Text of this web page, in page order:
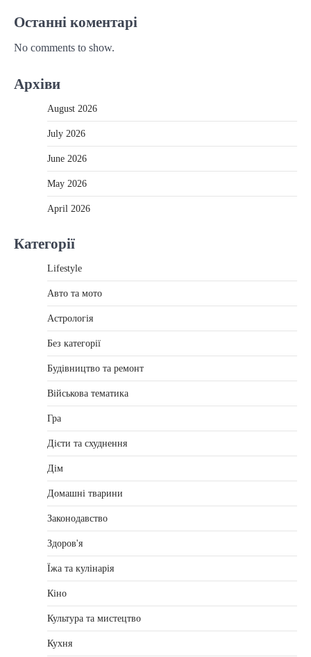
Останні коментарі
No comments to show.
Архіви
August 2026
July 2026
June 2026
May 2026
April 2026
Категорії
Lifestyle
Авто та мото
Астрологія
Без категорії
Будівництво та ремонт
Військова тематика
Гра
Дієти та схуднення
Дім
Домашні тварини
Законодавство
Здоров'я
Їжа та кулінарія
Кіно
Культура та мистецтво
Кухня